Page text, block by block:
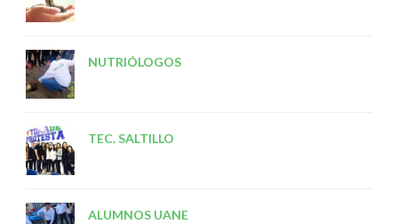
NUTRIÓLOGOS
TEC. SALTILLO
ALUMNOS UANE